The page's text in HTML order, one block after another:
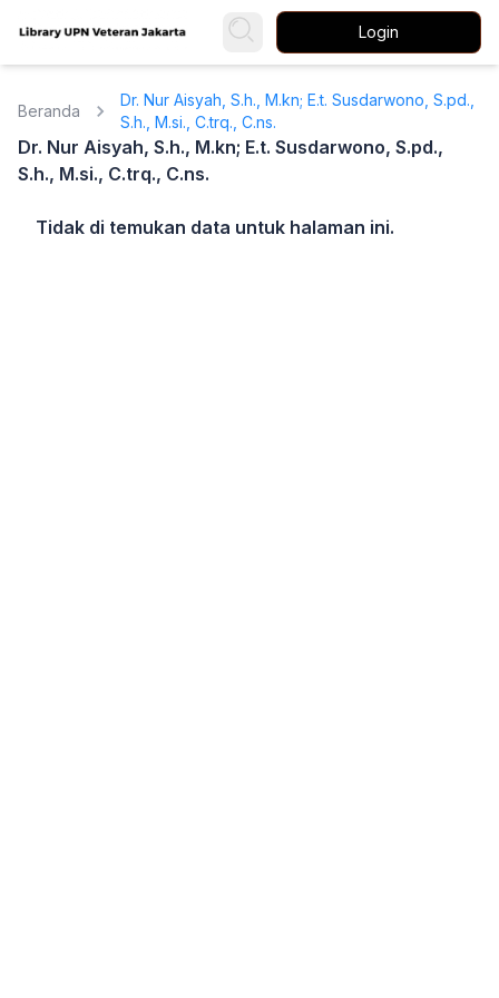
Login
Beranda
Dr. Nur Aisyah, S.h., M.kn; E.t. Susdarwono, S.pd.,
S.h., M.si., C.trq., C.ns.
Dr. Nur Aisyah, S.h., M.kn; E.t. Susdarwono, S.pd.,
S.h., M.si., C.trq., C.ns.
Tidak di temukan data untuk halaman ini.